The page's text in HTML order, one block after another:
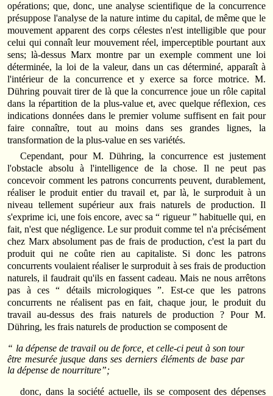
opérations; que, donc, une analyse scientifique de la concurrence
présuppose l'analyse de la nature intime du capital, de même que le
mouvement apparent des corps célestes n'est intelligible que pour
celui qui connaît leur mouvement réel, imperceptible pourtant aux
sens; là-dessus Marx montre par un exemple comment une loi
déterminée, la loi de la valeur, dans un cas déterminé, apparaît à
l'intérieur de la concurrence et y exerce sa force motrice. M.
Dühring pouvait tirer de là que la concurrence joue un rôle capital
dans la répartition de la plus-value et, avec quelque réflexion, ces
indications données dans le premier volume suffisent en fait pour
faire connaître, tout au moins dans ses grandes lignes, la
transformation de la plus-value en ses variétés.
Cependant, pour M. Dühring, la concurrence est justement
l'obstacle absolu à l'intelligence de la chose. Il ne peut pas
concevoir comment les patrons concurrents peuvent, durablement,
réaliser le produit entier du travail et, par là, le surproduit à un
niveau tellement supérieur aux frais naturels de production. Il
s'exprime ici, une fois encore, avec sa “ rigueur ” habituelle qui, en
fait, n'est que négligence. Le sur produit comme tel n'a précisément
chez Marx absolument pas de frais de production, c'est la part du
produit qui ne coûte rien au capitaliste. Si donc les patrons
concurrents voulaient réaliser le surproduit à ses frais de production
naturels, il faudrait qu'ils en fassent cadeau. Mais ne nous arrêtons
pas à ces “ détails micrologiques ”. Est-ce que les patrons
concurrents ne réalisent pas en fait, chaque jour, le produit du
travail au-dessus des frais naturels de production ? Pour M.
Dühring, les frais naturels de production se composent de
“ la dépense de travail ou de force, et celle-ci peut à son tour
être mesurée jusque dans ses derniers éléments de base par
la dépense de nourriture”;
donc, dans la société actuelle, ils se composent des dépenses